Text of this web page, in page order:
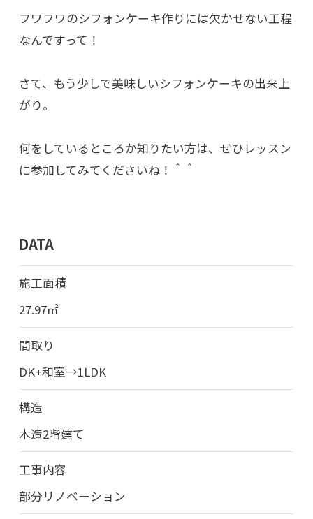
フワフワのシフォンケーキ作りには欠かせない工程
なんですって！
さて、もう少しで美味しいシフォンケーキの出来上
がり。
何をしているところか知りたい方は、ぜひレッスン
に参加してみてくださいね！＾＾
DATA
施工面積
27.97㎡
間取り
DK+和室→1LDK
構造
木造2階建て
工事内容
部分リノベーション